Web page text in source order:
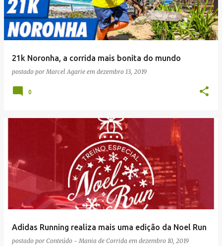
21k Noronha, a corrida mais bonita do mundo
postado porMarcel Agarie em dezembro 13, 2019
0
Adidas Running realiza mais uma edição da Noel Run
postado por Conteúdo - Mania de Corrida em dezembro 10, 2019